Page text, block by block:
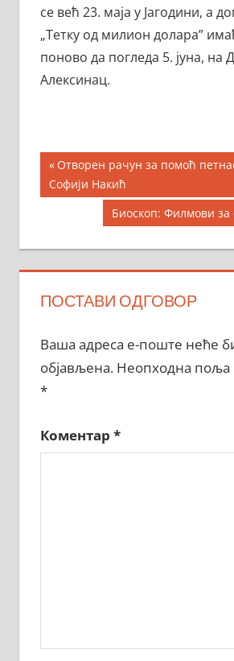
се већ 23. маја у Јагодини, а
„Тетку од милион долара”
поново да погледа 5. јуна, на
Алексинац.
Кретање
чланка
Previous
Post:
Отворен рачун за помоћ
Софији Накић
Next
Post:
Биоскоп: Филмови за
ПОСТАВИ ОДГОВОР
Ваша адреса е-поште неће
објављена. Неопходна поља
*
Коментар *